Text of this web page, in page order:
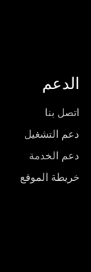
الدعم
اتصل بنا
دعم التشغيل
دعم الخدمة
خريطة الموقع